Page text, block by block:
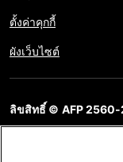
ตั้งค่าคุกกี้
ผังเว็บไซต์
ลิขสิทธิ์ © AFP